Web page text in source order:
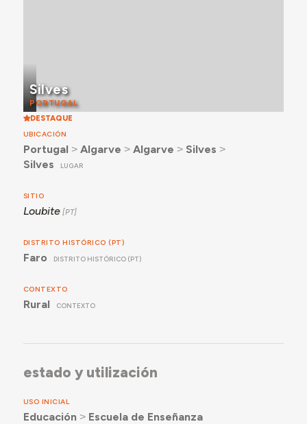
Silves
PORTUGAL
DESTAQUE
UBICACIÓN
Portugal ˃ Algarve ˃ Algarve ˃ Silves ˃
Silves
LUGAR
SITIO
Loubite
DISTRITO HISTÓRICO (PT)
Faro DISTRITO HISTÓRICO (PT)
CONTEXTO
Rural CONTEXTO
estado y utilización
USO INICIAL
Educación ˃ Escuela de Enseñanza